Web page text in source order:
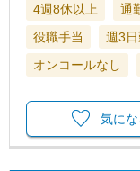
4週8休以上
通
役職手当
週3
オンコールなし
気にな